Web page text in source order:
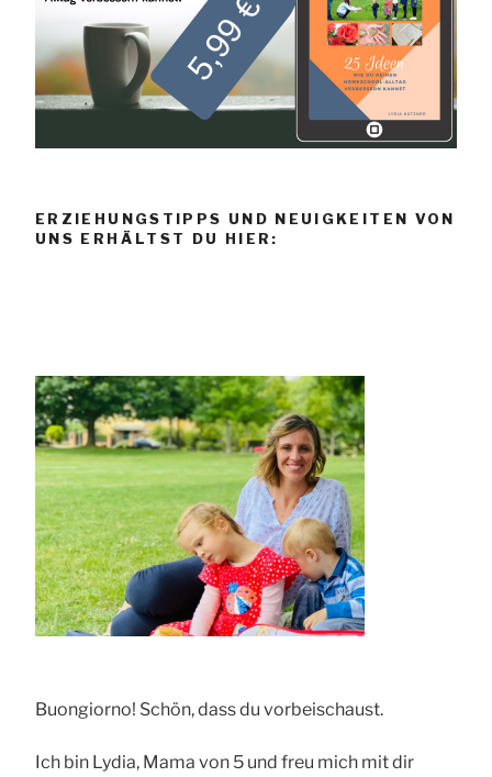
ERZIEHUNGSTIPPS UND NEUIGKEITEN VON
UNS ERHÄLTST DU HIER:
Buongiorno! Schön, dass du vorbeischaust.
Ich bin Lydia, Mama von 5 und freu mich mit dir